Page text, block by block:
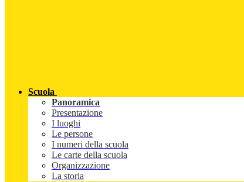
Scuola
Panoramica
Presentazione
I luoghi
Le persone
I numeri della scuola
Le carte della scuola
Organizzazione
La storia